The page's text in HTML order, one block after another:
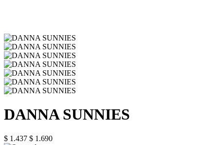
DANNA SUNNIES
$ 1.437 $ 1.690